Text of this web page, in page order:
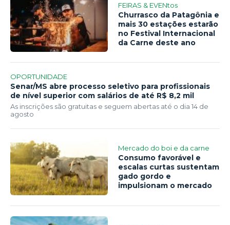
FEIRAS & EVENtos
Churrasco da Patagônia e
mais 30 estações estarão
no Festival Internacional
da Carne deste ano
OPORTUNIDADE
Senar/MS abre processo seletivo para profissionais
de nível superior com salários de até R$ 8,2 mil
As inscrições são gratuitas e seguem abertas até o dia 14 de
agosto
Mercado do boi e da carne
Consumo favorável e
escalas curtas sustentam
gado gordo e
impulsionam o mercado